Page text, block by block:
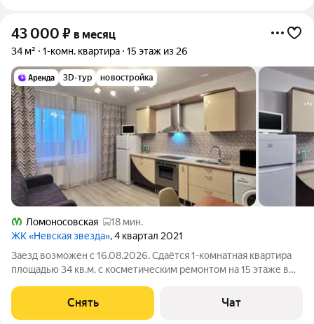
43 000 ₽ в месяц
34 м² 1-комн. квартира 15 этаж из 26
3D-тур новостройка
Ломоносовская
18 мин.
ЖК «Невская звезда», 4 квартал 2021
Заезд возможен с 16.08.2026. Сдаётся 1-комнатная квартира
площадью 34 кв.м. с косметическим ремонтом на 15 этаже в
Микроволновка Дом -
Снять Чат